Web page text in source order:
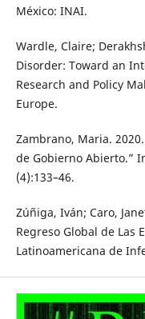
México: INAI.
Wardle, Claire;
Disorder: Toward an
Research and Policy
Europe.
Zambrano, Maria.
de Gobierno Abierto.”
(4):133–46.
Zúñiga, Iván; Caro,
Regreso Global de Las
Latinoamericana de